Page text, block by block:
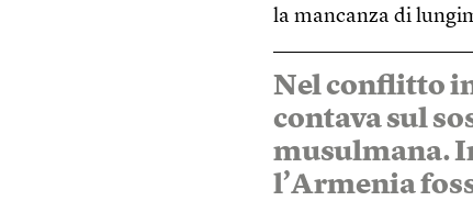
la mancanza di
Nel conflitto
contava sul
musulmana.
l’Armenia